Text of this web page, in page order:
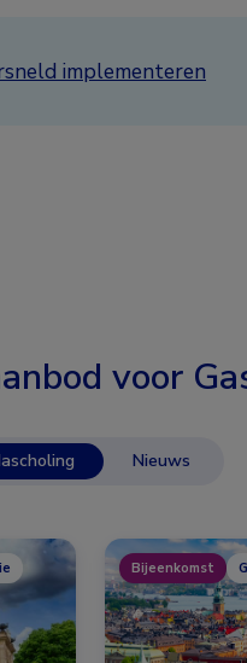
implementeren
voor
Nieuws
Bijeenkomst